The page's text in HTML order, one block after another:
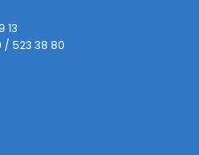
13
/ 523 38 80